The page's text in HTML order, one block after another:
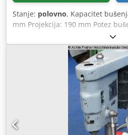
Stanje: polovno, Kapacitet
mm Projekcija: 190 mm Potez
zahtev za napajanje: 0,5 kW
Dimenzije oko.: 0.3 x 0.7 x 0.7 m
Mašinska ploča za stopala:: Da
mm Djdpfeh Ra Nxjx Af Reck
mm Brzine: 950 - 2000 rpm
sa stezanjem žlebova u
Oblast stezanja od (300 x 250
mesta sa visinom od( 1 mm - 260
bušenja od 65 mm sa projekcijom
190 mm. Stanje je dobro u skladu